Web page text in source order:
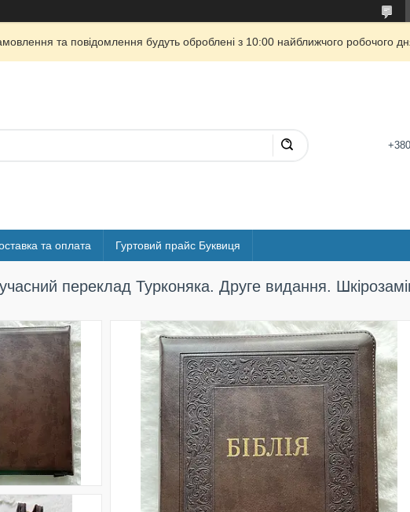
та повідомлення будуть оброблені з 10:00 найближчого робочого
та оплата Гуртовий прайс Буквиця
переклад Турконяка. Друге видання.